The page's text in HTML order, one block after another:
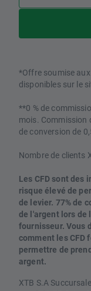
*Offre soumise aux
disponibles sur le
**0 % de
mois. Commission
de conversion de
Nombre de clients
Les CFD sont des
risque élevé de
de levier. 77% de
de l'argent lors de
fournisseur. Vous
comment les CFD
permettre de
argent.
XTB S.A